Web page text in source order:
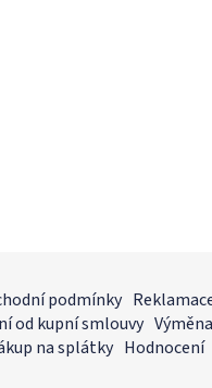
podmínky
od kupní smlouvy
na splátky Hodnocení